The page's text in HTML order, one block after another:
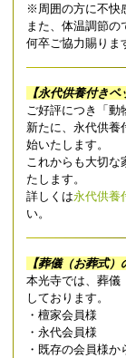
※周囲の方に不快
また、体温調節の
何卒ご協力賜りま
【永代供養付き
ご好評につき「動
新たに、永代供養
始いたします。
これからも大切
たします。
詳しくは永代供養
い。
【葬儀（お葬式
本光寺では、葬儀
しております。
・檀家会員様
・永代会員様
・既存の会員様